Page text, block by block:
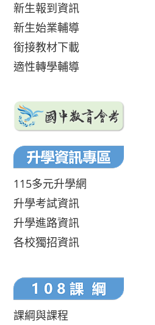
新生報到資訊
新生始業輔導
銜接教材下載
適性轉學輔導
115多元升學網
升學考試資訊
升學進路資訊
各校獨招資訊
課綱與課程